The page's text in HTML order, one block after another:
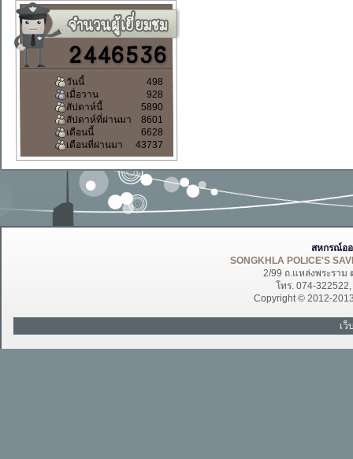
วันนี้
498
เมื่อวาน
928
สัปดาห์นี้
5890
สัปดาห์ที่ผ่านมา
8601
เดือนนี้
6628
เดือนที่ผ่านมา
43737
สหกรณ์อ
SONGKHLA POLICE'S
2/99 ถ.แหล่งพระราม
โทร. 074-
Copyright © 2012-
เ